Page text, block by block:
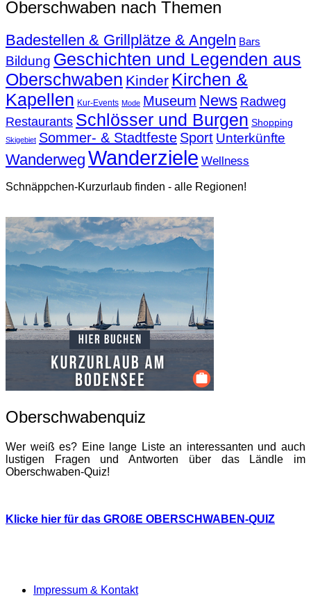
Oberschwaben nach Themen
Badestellen & Grillplätze & Angeln Bars
Bildung Geschichten und Legenden aus
Oberschwaben Kinder Kirchen &
Kapellen Kur-Events Mode Museum News Radweg
Restaurants Schlösser und Burgen Shopping
Skigebiet Sommer- & Stadtfeste Sport Unterkünfte
Wanderweg Wanderziele Wellness
Schnäppchen-Kurzurlaub finden - alle Regionen!
Oberschwabenquiz
Wer weiß es? Eine lange Liste an interessanten und auch
lustigen Fragen und Antworten über das Ländle im
Oberschwaben-Quiz!
Klicke hier für das GROßE OBERSCHWABEN-QUIZ
Impressum & Kontakt